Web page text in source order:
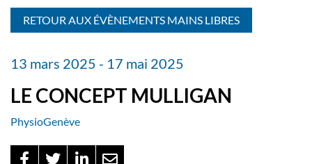
RETOUR AUX ÉVÈNEMENTS MAINS LIBRES
13 mars 2025 - 17 mai 2025
LE CONCEPT MULLIGAN
PhysioGenève